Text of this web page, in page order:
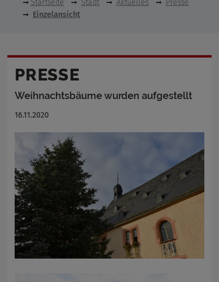
Startseite Stadt Aktuelles
Presse
Einzelansicht
PRESSE
Weihnachtsbäume wurden aufgestellt
16.11.2020